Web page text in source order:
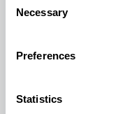
Selection
Necessary
Preferences
Statistics